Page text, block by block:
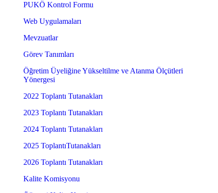
PUKÖ Kontrol Formu
Web Uygulamaları
Mevzuatlar
Görev Tanımları
Öğretim Üyeliğine Yükseltilme ve Atanma Ölçütleri
Yönergesi
2022 Toplantı Tutanakları
2023 Toplantı Tutanakları
2024 Toplantı Tutanakları
2025 ToplantıTutanakları
2026 Toplantı Tutanakları
Kalite Komisyonu